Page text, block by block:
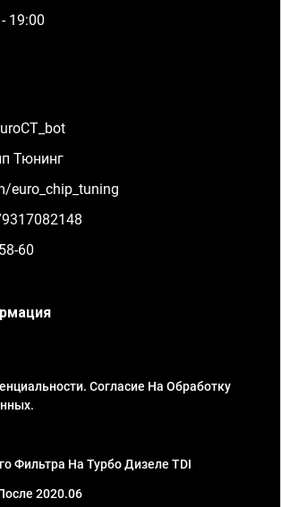
19:00
Тюнинг
euro_chip_tuning
60
Согласие На Обработку
Фильтра На Турбо Дизеле TDI
2020.06